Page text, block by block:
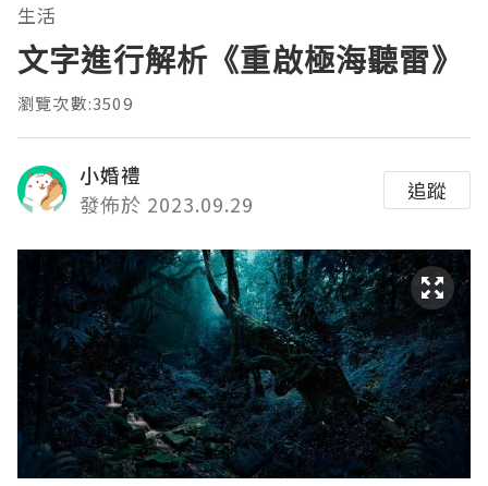
生活
文字進行解析《重啟極海聽雷》
瀏覽次數:3509
小婚禮
發佈於 2023.09.29
追蹤